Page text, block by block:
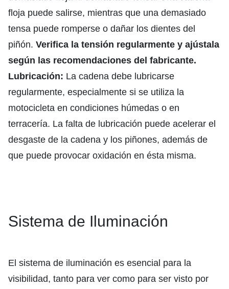
floja puede salirse, mientras que una demasiado
tensa puede romperse o dañar los dientes del
piñón. Verifica la tensión regularmente y ajústala
según las recomendaciones del fabricante.
Lubricación: La cadena debe lubricarse
regularmente, especialmente si se utiliza la
motocicleta en condiciones húmedas o en
terracería. La falta de lubricación puede acelerar el
desgaste de la cadena y los piñones, además de
que puede provocar oxidación en ésta misma.
Sistema de Iluminación
El sistema de iluminación es esencial para la
visibilidad, tanto para ver como para ser visto por